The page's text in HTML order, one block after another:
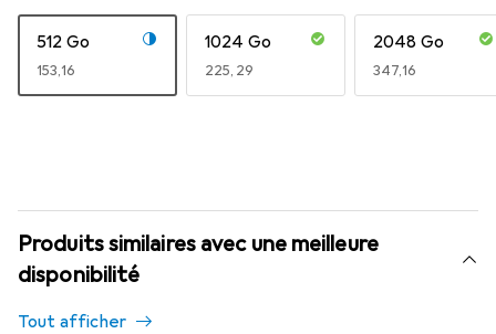
512 Go
EUR
153,16
1024 Go
EUR
225,29
2048 Go
EUR
347,16
Produits similaires avec une meilleure
disponibilité
Tout afficher